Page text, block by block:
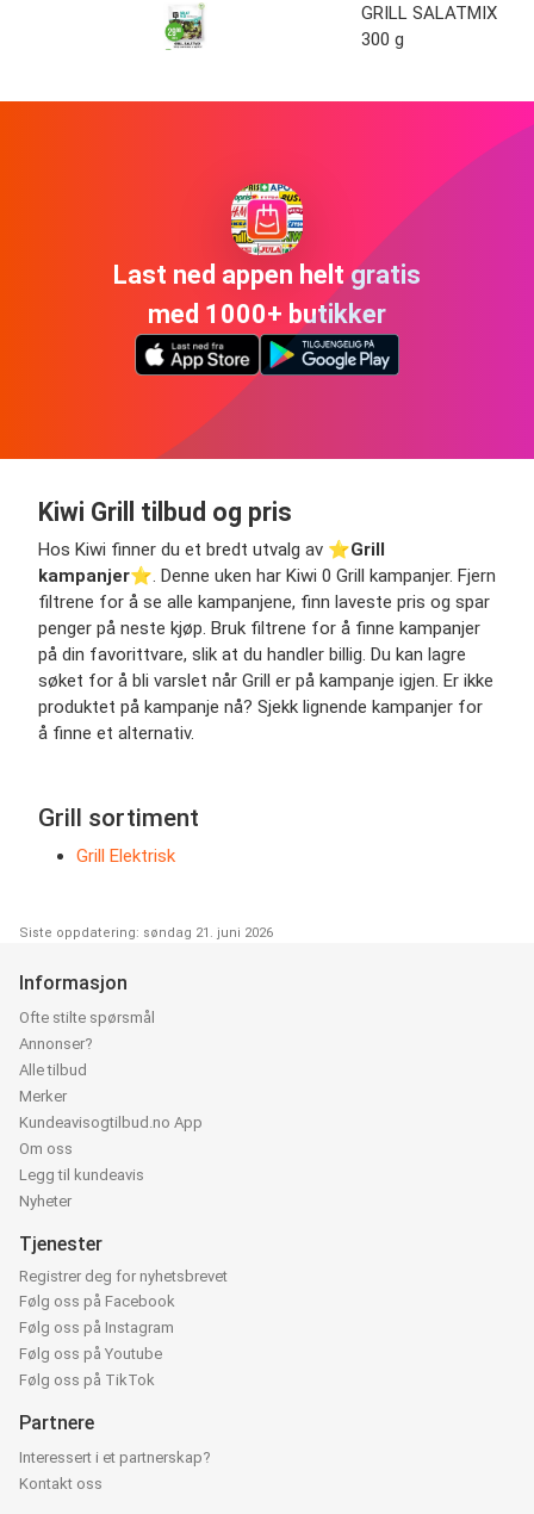
GRILL SALATMIX
300 g
Last ned appen helt gratis
med 1000+ butikker
Kiwi Grill tilbud og pris
Hos Kiwi finner du et bredt utvalg av ⭐️Grill
kampanjer⭐️. Denne uken har Kiwi 0 Grill kampanjer. Fjern
filtrene for å se alle kampanjene, finn laveste pris og spar
penger på neste kjøp. Bruk filtrene for å finne kampanjer
på din favorittvare, slik at du handler billig. Du kan lagre
søket for å bli varslet når Grill er på kampanje igjen. Er ikke
produktet på kampanje nå? Sjekk lignende kampanjer for
å finne et alternativ.
Grill sortiment
Grill Elektrisk
Siste oppdatering: søndag 21. juni 2026
Informasjon
Ofte stilte spørsmål
Annonser?
Alle tilbud
Merker
Kundeavisogtilbud.no App
Om oss
Legg til kundeavis
Nyheter
Tjenester
Registrer deg for nyhetsbrevet
Følg oss på Facebook
Følg oss på Instagram
Følg oss på Youtube
Følg oss på TikTok
Partnere
Interessert i et partnerskap?
Kontakt oss